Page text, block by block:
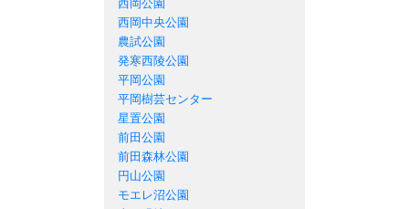
西岡公園
西岡中央公園
農試公園
発寒西陵公園
平岡公園
平岡樹芸センター
星置公園
前田公園
前田森林公園
円山公園
モエレ沼公園